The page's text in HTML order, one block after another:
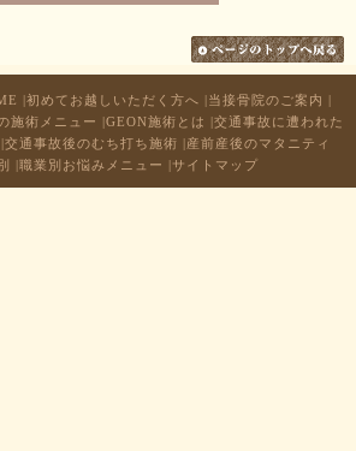
|初めてお越しいただく方へ |当接骨院のご案内 |
施術メニュー |GEON施術とは |交通事故に遭われた
|交通事故後のむち打ち施術 |産前産後のマタニティ
|職業別お悩みメニュー |サイトマップ